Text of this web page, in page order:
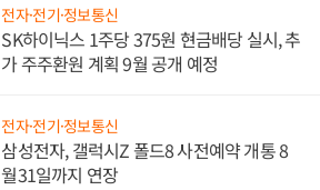
전자·전기·정보통신
SK하이닉스 1주당 375원 현금배당 실시, 추
가 주주환원 계획 9월 공개 예정
전자·전기·정보통신
삼성전자, 갤럭시Z 폴드8 사전예약 개통 8
월31일까지 연장